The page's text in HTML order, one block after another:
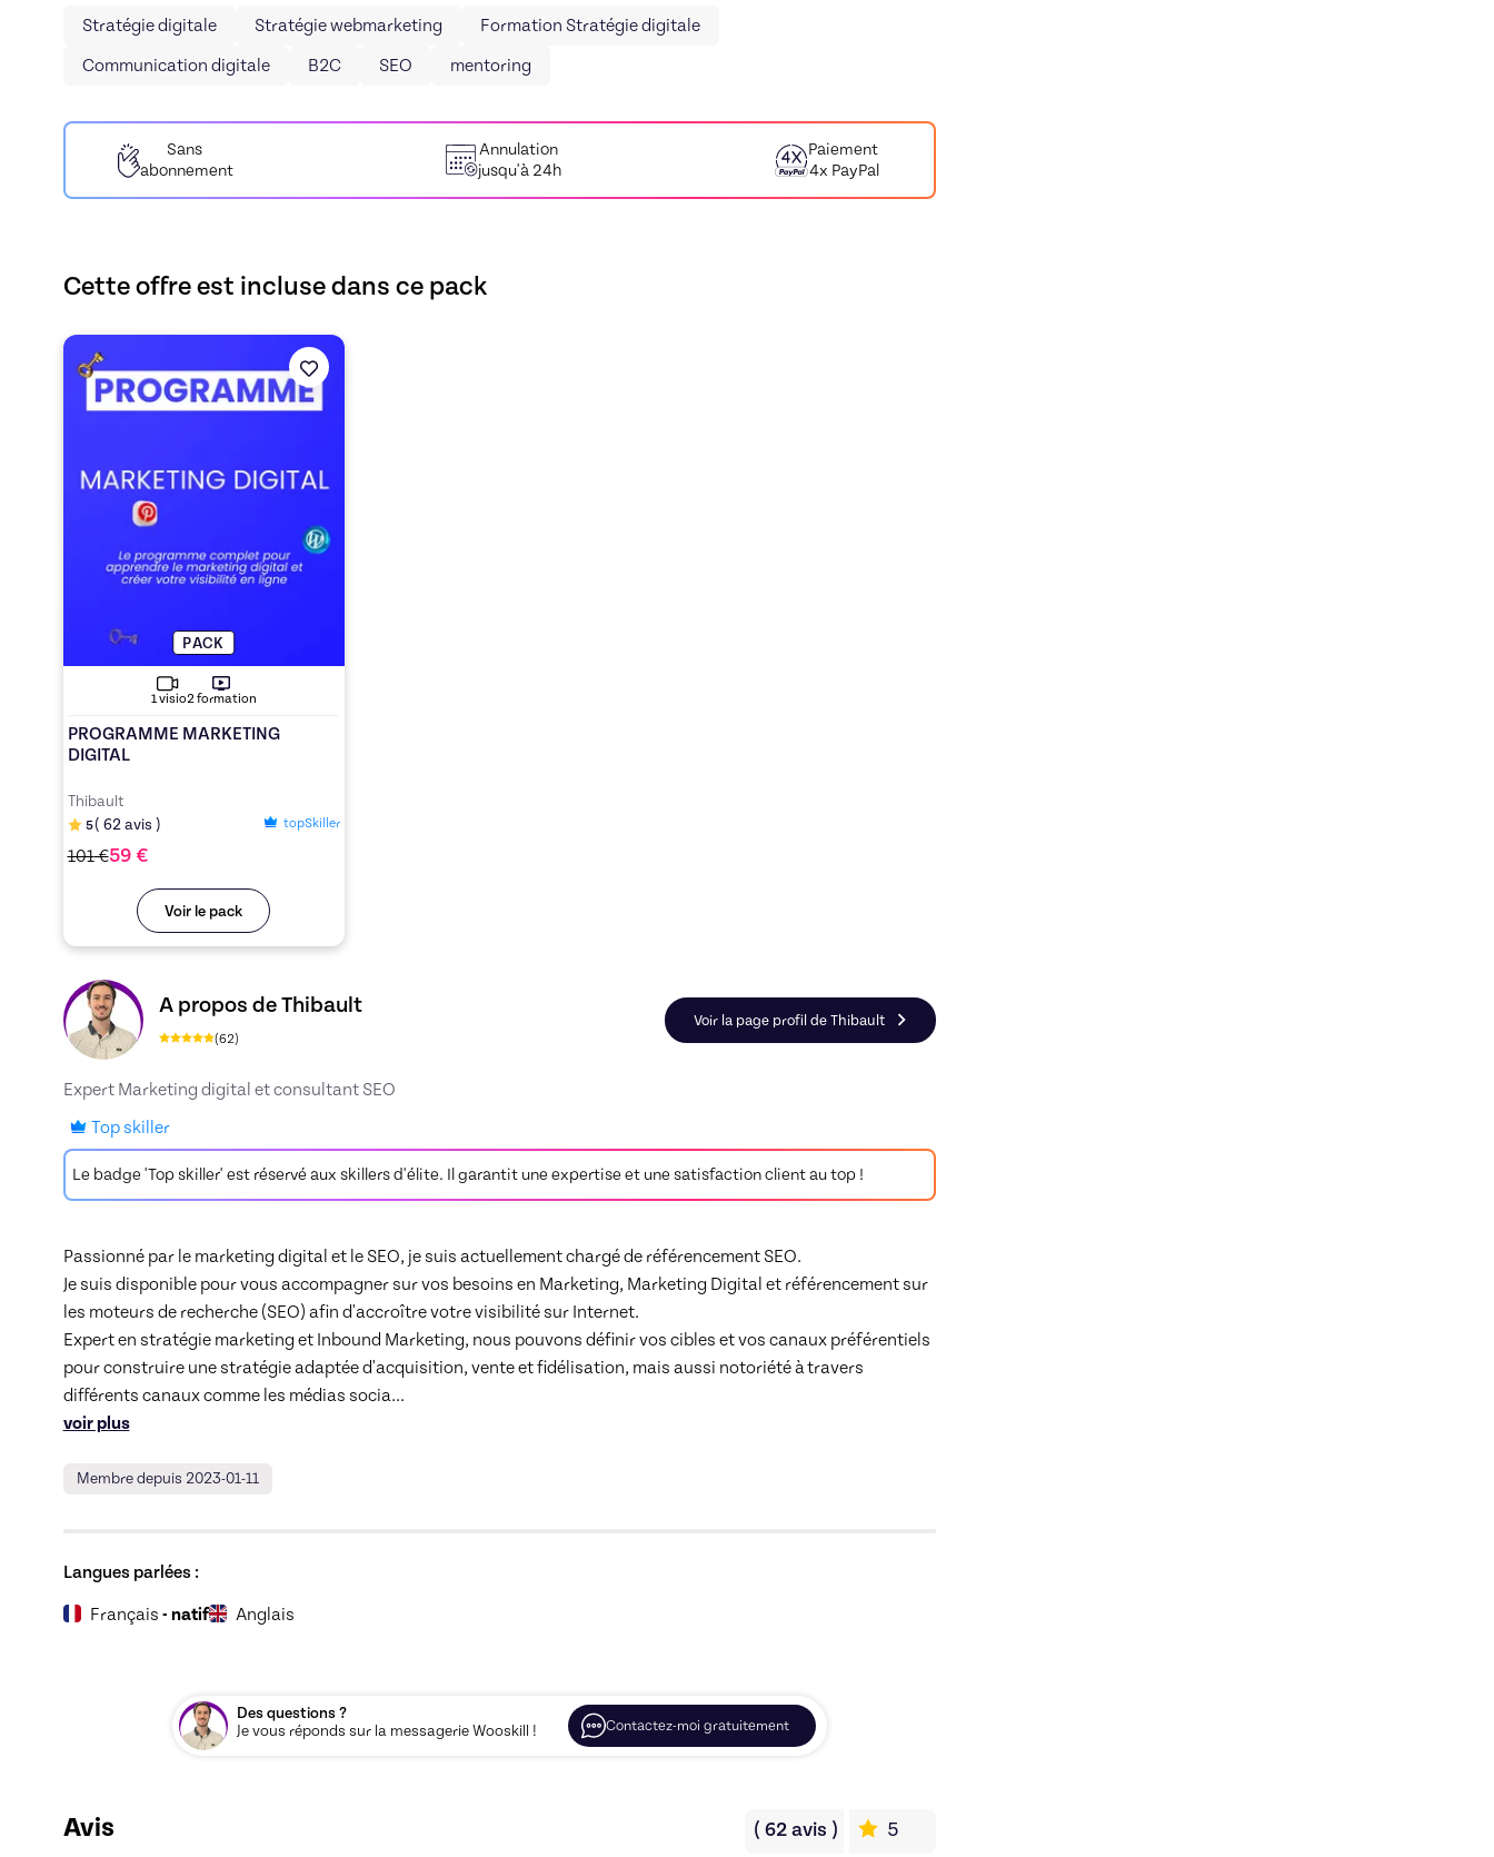
Stratégie digitale Stratégie webmarketing
Formation Stratégie digitale
Communication digitale
B2C SEO mentoring
Sans
abonnement
Annulation
jusqu'à 24h
Paiement
4x PayPal
Cette offre est incluse dans ce pack
Découvrez l'offre PROGRAMME MARKETING DIGITAL
PACK
1visio2formation
PROGRAMME MARKETING
DIGITAL
Thibault
5(62avis ) topSkiller
101€59€
Voir le pack
A propos de Thibault
(62)
Voir la page profil de Thibault
Expert Marketing digital et consultant SEO
Top skiller
Le badge 'Top skiller' est réservé aux skillers d'élite. Il garantit une expertise et une satisfaction client au top !
Passionné par le marketing digital et le SEO, je suis actuellement chargé de référencement SEO.
Je suis disponible pour vous accompagner sur vos besoins en Marketing, Marketing Digital et référencement sur
les moteurs de recherche (SEO) afin d'accroître votre visibilité sur Internet.
Expert en stratégie marketing et Inbound Marketing, nous pouvons définir vos cibles et vos canaux préférentiels
pour construire une stratégie adaptée d'acquisition, vente et fidélisation, mais aussi notoriété à travers
différents canaux comme les médias socia...
voir plus
Membre depuis 2023-01-11
Langues parlées :
Français - natif Anglais
Des questions ?
Je vous réponds sur la messagerie Wooskill !
Contactez-moi gratuitement
Avis ( 62 avis ) 5